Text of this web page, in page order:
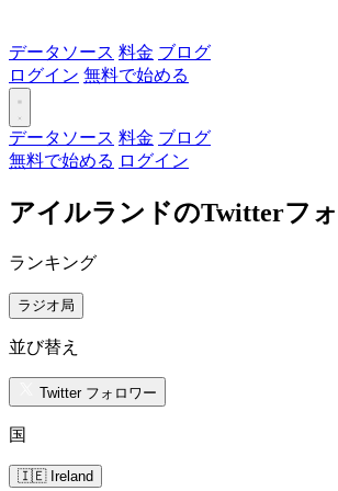
データソース 料金 ブログ
ログイン 無料で始める
データソース 料金 ブログ
無料で始める ログイン
アイルランドのTwitterフ
ランキング
ラジオ局
並び替え
Twitter フォロワー
国
🇮🇪 Ireland